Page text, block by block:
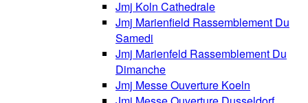
Jmj Koln Cathedrale
Jmj Marienfield Rassemblement Du
Samedi
Jmj Marienfeld Rassemblement Du
Dimanche
Jmj Messe Ouverture Koeln